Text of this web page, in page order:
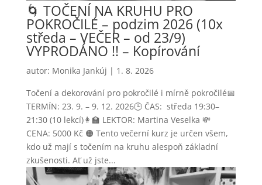
🌀 TOČENÍ NA KRUHU PRO
POKROČILÉ – podzim 2026 (10x
středa – VEČER – od 23/9)
VYPRODÁNO !! – Kopírování
autor: Monika Jankúj | 1. 8. 2026
Točení a dekorování pro pokročilé i mírně pokročilé📅
TERMÍN: 23. 9. – 9. 12. 2026🕒 ČAS: středa 19:30–
21:30 (10 lekcí)👩‍🏫 LEKTOR: Martina Veselka 💸
CENA: 5000 Kč 🟠 Tento večerní kurz je určen všem,
kdo už mají s točením na kruhu alespoň základní
zkušenosti. Ať už jste...